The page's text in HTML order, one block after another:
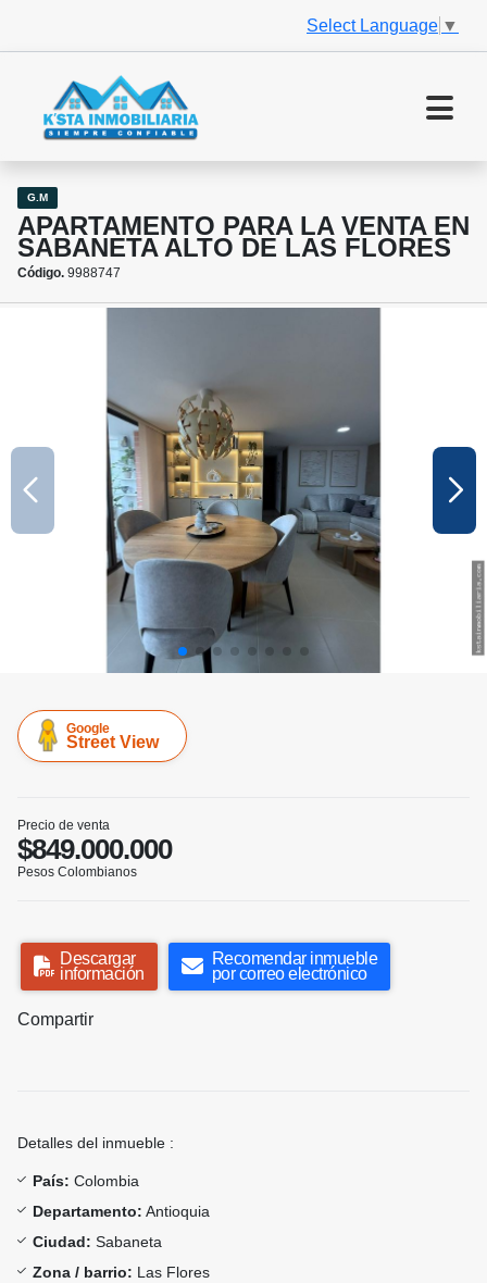
Select Language ▼
G.M
APARTAMENTO PARA LA VENTA EN
SABANETA ALTO DE LAS FLORES
Código. 9988747
Google
Street View
Precio de venta
$849.000.000
Pesos Colombianos
Descargar
información
Recomendar inmueble
por correo electrónico
Compartir
Detalles del inmueble :
País: Colombia
Departamento: Antioquia
Ciudad: Sabaneta
Zona / barrio: Las Flores